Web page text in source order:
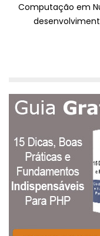
Computação em